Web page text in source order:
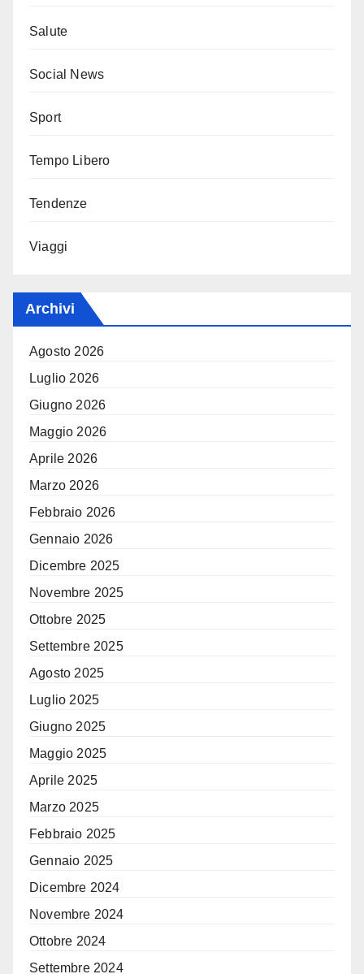
Salute
Social News
Sport
Tempo Libero
Tendenze
Viaggi
Archivi
Agosto 2026
Luglio 2026
Giugno 2026
Maggio 2026
Aprile 2026
Marzo 2026
Febbraio 2026
Gennaio 2026
Dicembre 2025
Novembre 2025
Ottobre 2025
Settembre 2025
Agosto 2025
Luglio 2025
Giugno 2025
Maggio 2025
Aprile 2025
Marzo 2025
Febbraio 2025
Gennaio 2025
Dicembre 2024
Novembre 2024
Ottobre 2024
Settembre 2024